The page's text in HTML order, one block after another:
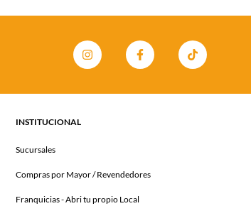
INSTITUCIONAL
Sucursales
Compras por Mayor / Revendedores
Franquicias - Abri tu propio Local